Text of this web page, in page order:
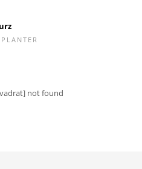
not found